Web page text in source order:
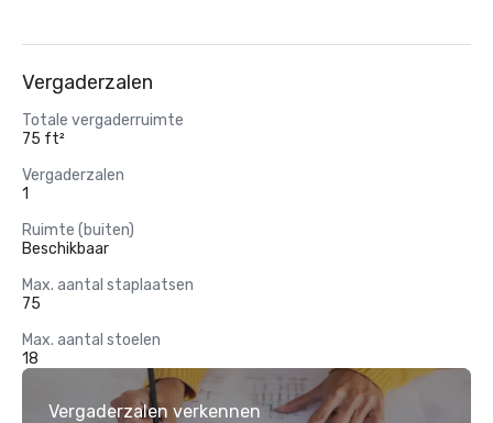
Vergaderzalen
Totale vergaderruimte
75 ft²
Vergaderzalen
1
Ruimte (buiten)
Beschikbaar
Max. aantal staplaatsen
75
Max. aantal stoelen
18
Vergaderzalen verkennen